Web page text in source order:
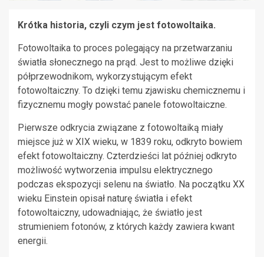
Krótka historia, czyli czym jest fotowoltaika.
Fotowoltaika to proces polegający na przetwarzaniu
światła słonecznego na prąd. Jest to możliwe dzięki
półprzewodnikom, wykorzystującym efekt
fotowoltaiczny. To dzięki temu zjawisku chemicznemu i
fizycznemu mogły powstać panele fotowoltaiczne.
Pierwsze odkrycia związane z fotowoltaiką miały
miejsce już w XIX wieku, w 1839 roku, odkryto bowiem
efekt fotowoltaiczny. Czterdzieści lat później odkryto
możliwość wytworzenia impulsu elektrycznego
podczas ekspozycji selenu na światło. Na początku XX
wieku Einstein opisał naturę światła i efekt
fotowoltaiczny, udowadniając, że światło jest
strumieniem fotonów, z których każdy zawiera kwant
energii.